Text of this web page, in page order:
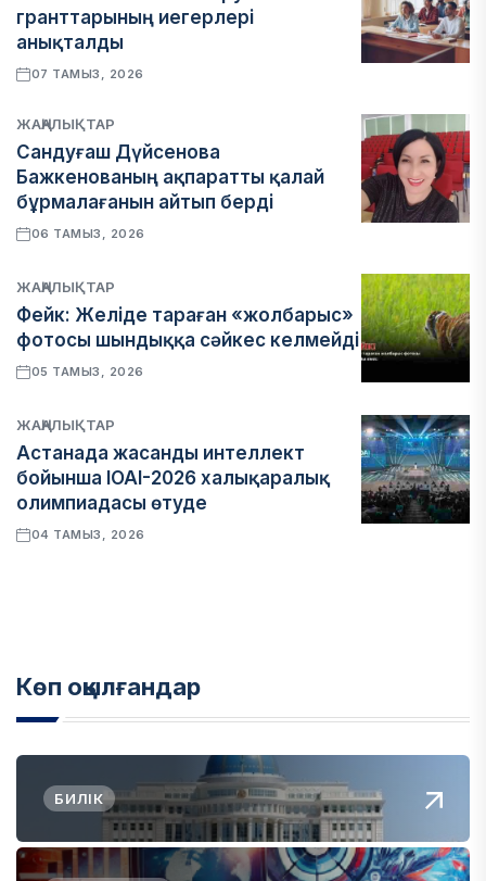
гранттарының иегерлері
анықталды
07 ТАМЫЗ, 2026
ЖАҢАЛЫҚТАР
Сандуғаш Дүйсенова
Бажкенованың ақпаратты қалай
бұрмалағанын айтып берді
06 ТАМЫЗ, 2026
ЖАҢАЛЫҚТАР
Фейк: Желіде тараған «жолбарыс»
фотосы шындыққа сәйкес келмейді
05 ТАМЫЗ, 2026
ЖАҢАЛЫҚТАР
Астанада жасанды интеллект
бойынша IOAI-2026 халықаралық
олимпиадасы өтуде
04 ТАМЫЗ, 2026
Көп оқылғандар
БИЛІК